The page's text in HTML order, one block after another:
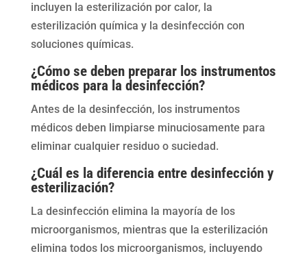
incluyen la esterilización por calor, la
esterilización química y la desinfección con
soluciones químicas.
¿Cómo se deben preparar los instrumentos
médicos para la desinfección?
Antes de la desinfección, los instrumentos
médicos deben limpiarse minuciosamente para
eliminar cualquier residuo o suciedad.
¿Cuál es la diferencia entre desinfección y
esterilización?
La desinfección elimina la mayoría de los
microorganismos, mientras que la esterilización
elimina todos los microorganismos, incluyendo